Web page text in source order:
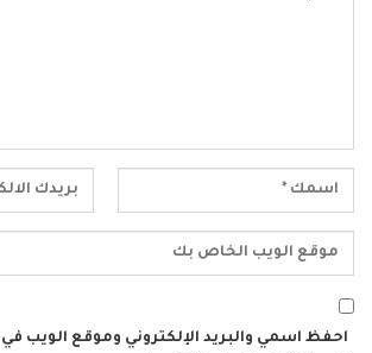
احفظ اسمي والبريد الإلكتروني وموقع الويب